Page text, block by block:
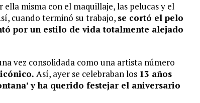
misma con el maquillaje, las pelucas y el
cuando terminó su trabajo, se cortó el pelo
por un estilo de vida totalmente alejado
vez consolidada como una artista número
Así, ayer se celebraban los 13 años
y ha querido festejar el aniversario